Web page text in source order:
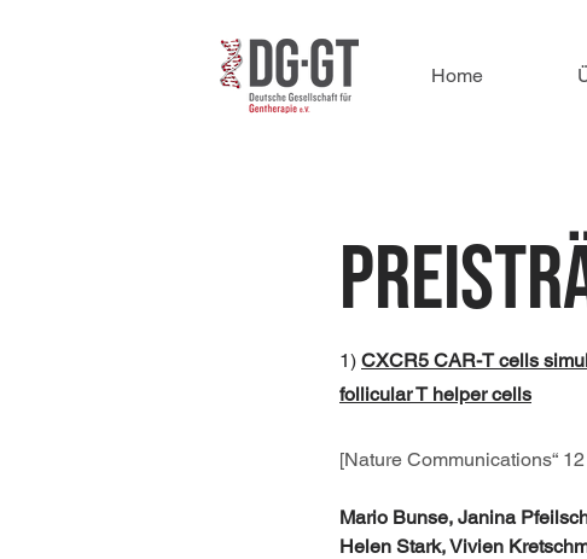
Home
1) CXCR5 CAR-T cells
follicular T helper cells
[Nature Communications“
Mario Bunse, Janina
Helen Stark, Vivien